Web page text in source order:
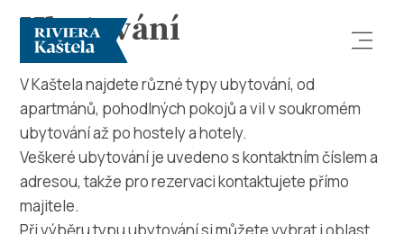
Prozkoumej
Ubytování
V Kaštela najdete různé typy ubytování, od
apartmánů, pohodlných pokojů a vil v soukromém
ubytování až po hostely a hotely.
Veškeré ubytování je uvedeno s kontaktním číslem a
adresou, takže pro rezervaci kontaktujete přímo
majitele.